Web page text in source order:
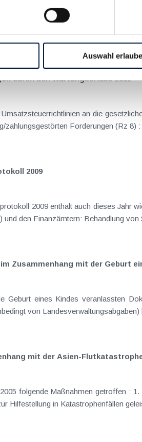
Auswahl
insbesondere
wie bereits bei früheren
durch den Wartungserlass 2012
an die
eingearbeitet. Factoring/zahlungsgestörten
2009
2009 enthält auch dieses Jahr
dem BMF (Fachbereich für
Zusammenhang mit der Geburt
mit der Asien-
Steuerliche Erleichterungen :: Ertragssteuern Werbewirksame Geld-
Hilfestellung in Katastrophenfällen